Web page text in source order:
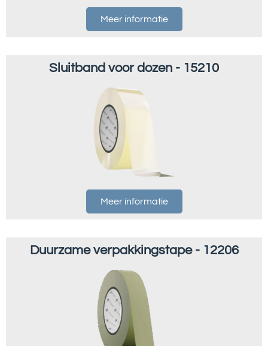
Meer informatie
Sluitband voor dozen - 15210
Meer informatie
Duurzame verpakkingstape - 12206